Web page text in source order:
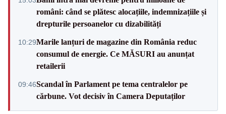
români: când se plătesc alocațiile, indemnizațiile și
drepturile persoanelor cu dizabilități
10:29Marile lanțuri de magazine din România reduc
consumul de energie. Ce MĂSURI au anunțat
retailerii
09:46Scandal în Parlament pe tema centralelor pe
cărbune. Vot decisiv în Camera Deputaților